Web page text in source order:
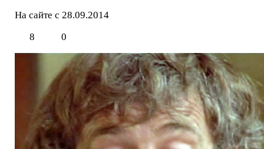
На сайте с 28.09.2014
8
0